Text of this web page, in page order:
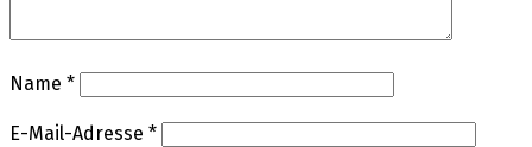
Name *
E-Mail-Adresse *